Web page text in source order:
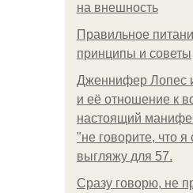
на внешность
Правильное
принципы и советы
Дженнифер Лопес
и её отношение к
настоящий
"не говорите, что я
выгляжу для 57.
Сразу говорю, не